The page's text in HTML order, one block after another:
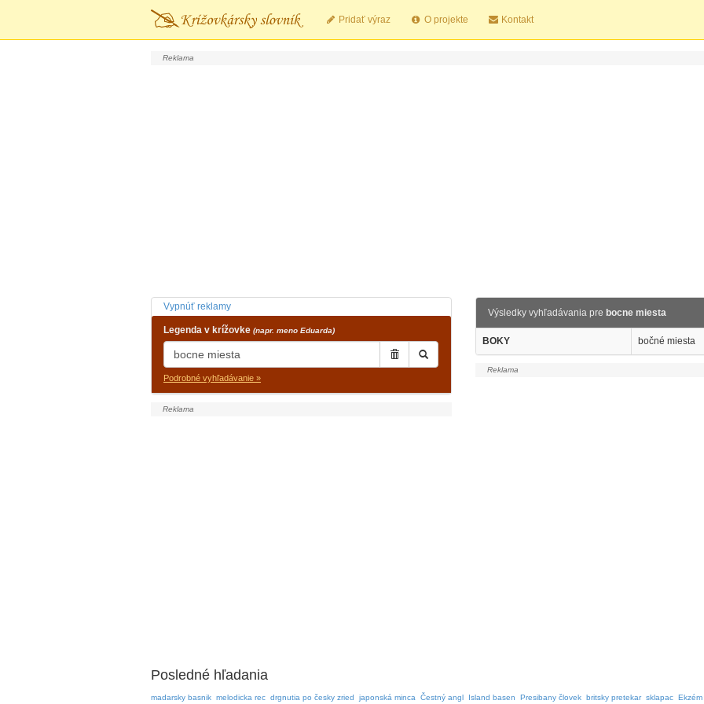
Pridať výraz O projekte Kontakt
Vypnúť reklamy
Legenda v krížovke (napr. meno Eduarda)
Podrobné vyhľadávanie »
Výsledky vyhľadávania pre bocne miesta
BOKY bočné miesta
Posledné hľadania
madarsky basnik melodicka rec drgnutia po česky zried japonská minca Čestný angl Island basen Presibany človek britsky pretekar sklapac